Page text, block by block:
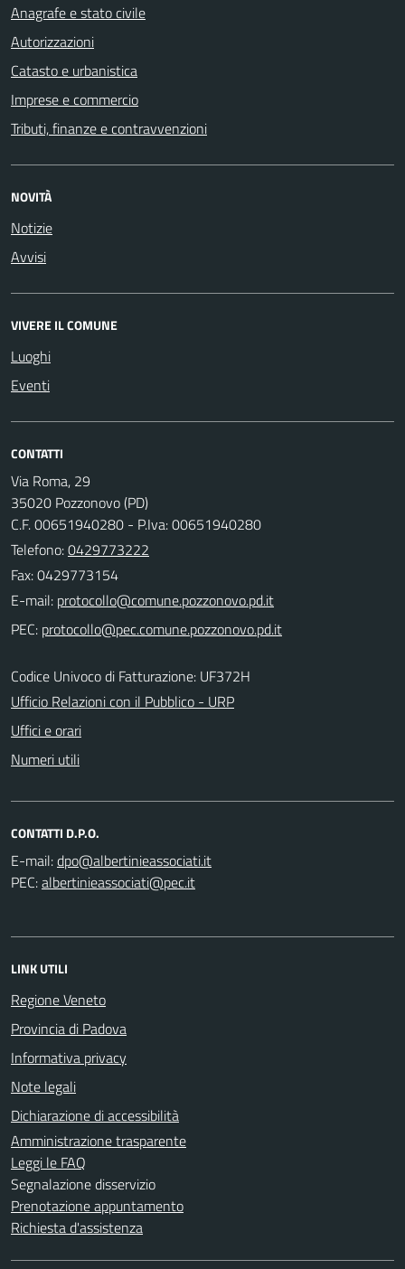
Anagrafe e stato civile
Autorizzazioni
Catasto e urbanistica
Imprese e commercio
Tributi, finanze e contravvenzioni
NOVITÀ
Notizie
Avvisi
VIVERE IL COMUNE
Luoghi
Eventi
CONTATTI
Via Roma, 29
35020 Pozzonovo (PD)
C.F. 00651940280 - P.Iva: 00651940280
Telefono:0429773222
Fax: 0429773154
E-mail:
PEC:
Codice Univoco di Fatturazione: UF372H
Ufficio Relazioni con il Pubblico - URP
Uffici e orari
Numeri utili
CONTATTI D.P.O.
E-mail:
PEC:
LINK UTILI
Regione Veneto
Provincia di Padova
Informativa privacy
Note legali
Dichiarazione di accessibilità
Amministrazione trasparente
Leggi le FAQ
Segnalazione disservizio
Prenotazione appuntamento
Richiesta d'assistenza